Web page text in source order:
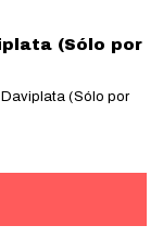
(Sólo por
(Sólo por